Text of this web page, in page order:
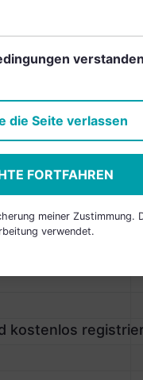
Feature
kostenlos
die Seite verlassen
FORTFAHREN
meiner Zustimmung.
verwendet.